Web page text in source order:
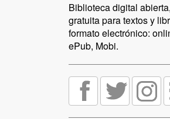
Biblioteca digital
gratuita para textos y
formato electrónico:
ePub, Mobi.